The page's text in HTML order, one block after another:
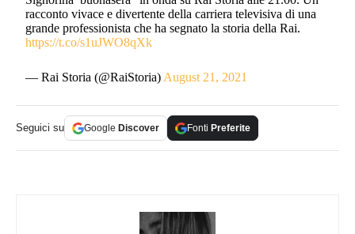
racconto vivace e divertente della carriera televisiva di una
grande professionista che ha segnato la storia della Rai.
https://t.co/s1uJWO8qXk
— Rai Storia (@RaiStoria) August 21, 2021
Seguici su Google Discover Fonti Preferite